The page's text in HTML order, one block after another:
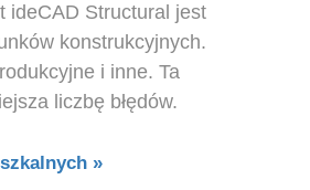
ideCAD Structural jest
konstrukcyjnych.
i inne. Ta
liczbę błędów.
»